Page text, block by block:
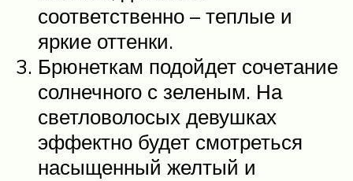
соответственно – теплые и
яркие оттенки.
Брюнеткам подойдет сочетание
солнечного с зеленым. На
светловолосых девушках
эффектно будет смотреться
насыщенный желтый и